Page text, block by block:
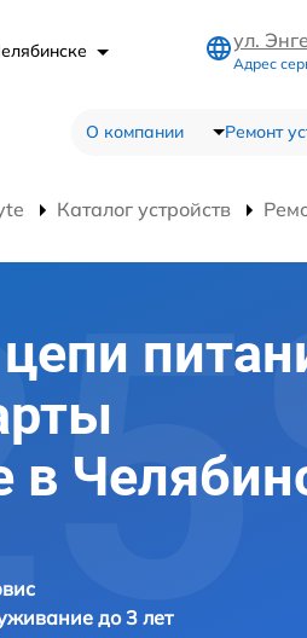
ул.
Адрес
О компании Ремонт
Каталог устройств
в
до 3 лет